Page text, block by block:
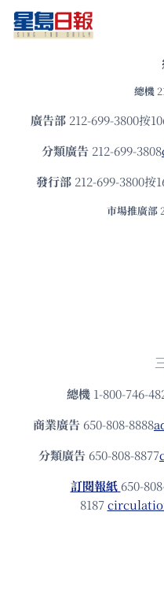
總機
廣告部212-699-3800按
分類廣告 212-699-3808
發⾏部 212-699-3800按
市場推廣部
總機 1-800-746-
商業廣告 650-808-8888
分類廣告 650-808-8877
訂閱報紙 650-
8187